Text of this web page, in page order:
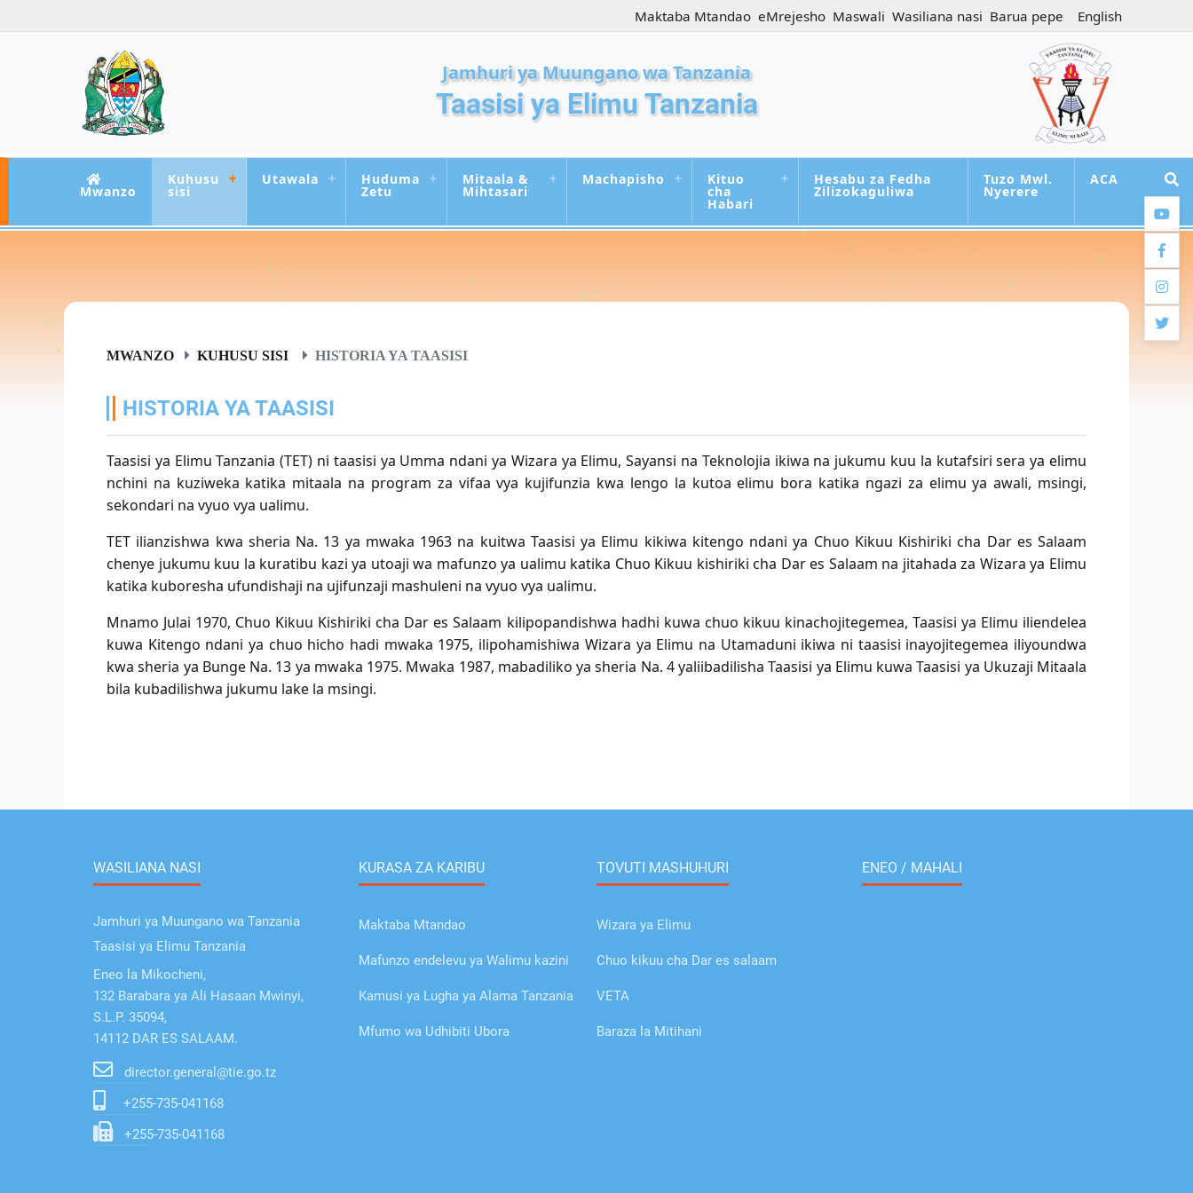
Maktaba Mtandao eMrejesho Maswali Wasiliana nasi Barua pepe English
Jamhuri ya Muungano wa Tanzania
Taasisi ya Elimu Tanzania
Mwanzo
Kuhusu
sisi
Utawala Huduma
Zetu
Mitaala &
Mihtasari
Machapisho Kituo
cha
Habari
Hesabu za Fedha
Zilizokaguliwa
Tuzo Mwl.
Nyerere
ACA
MWANZO KUHUSU SISI HISTORIA YA TAASISI
HISTORIA YA TAASISI
Taasisi ya Elimu Tanzania (TET) ni taasisi ya Umma ndani ya Wizara ya Elimu, Sayansi na Teknolojia ikiwa na jukumu kuu la kutafsiri sera ya elimu
nchini na kuziweka katika mitaala na program za vifaa vya kujifunzia kwa lengo la kutoa elimu bora katika ngazi za elimu ya awali, msingi,
sekondari na vyuo vya ualimu.
TET ilianzishwa kwa sheria Na. 13 ya mwaka 1963 na kuitwa Taasisi ya Elimu kikiwa kitengo ndani ya Chuo Kikuu Kishiriki cha Dar es Salaam
chenye jukumu kuu la kuratibu kazi ya utoaji wa mafunzo ya ualimu katika Chuo Kikuu kishiriki cha Dar es Salaam na jitahada za Wizara ya Elimu
katika kuboresha ufundishaji na ujifunzaji mashuleni na vyuo vya ualimu.
Mnamo Julai 1970, Chuo Kikuu Kishiriki cha Dar es Salaam kilipopandishwa hadhi kuwa chuo kikuu kinachojitegemea, Taasisi ya Elimu iliendelea
kuwa Kitengo ndani ya chuo hicho hadi mwaka 1975, ilipohamishiwa Wizara ya Elimu na Utamaduni ikiwa ni taasisi inayojitegemea iliyoundwa
kwa sheria ya Bunge Na. 13 ya mwaka 1975. Mwaka 1987, mabadiliko ya sheria Na. 4 yaliibadilisha Taasisi ya Elimu kuwa Taasisi ya Ukuzaji Mitaala
bila kubadilishwa jukumu lake la msingi.
twitter
WASILIANA NASI
Jamhuri ya Muungano wa Tanzania
Taasisi ya Elimu Tanzania
Eneo la Mikocheni,
132 Barabara ya Ali Hasaan Mwinyi,
S.L.P. 35094,
14112 DAR ES SALAAM.
director.general@tie.go.tz
+255-735-041168
+255-735-041168
KURASA ZA KARIBU
Maktaba Mtandao
Mafunzo endelevu ya Walimu kazini
Kamusi ya Lugha ya Alama Tanzania
Mfumo wa Udhibiti Ubora
TOVUTI MASHUHURI
Wizara ya Elimu
Chuo kikuu cha Dar es salaam
VETA
Baraza la Mitihani
ENEO / MAHALI